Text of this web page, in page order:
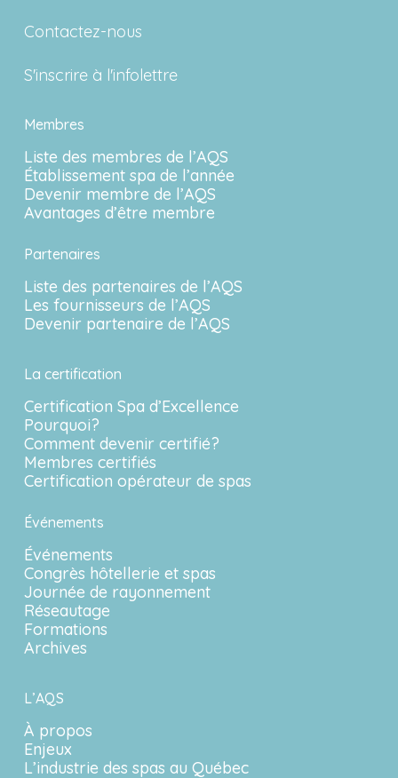
Contactez-nous
S'inscrire à l'infolettre
Membres
Liste des membres de l’AQS
Établissement spa de l’année
Devenir membre de l’AQS
Avantages d’être membre
Partenaires
Liste des partenaires de l’AQS
Les fournisseurs de l’AQS
Devenir partenaire de l’AQS
La certification
Certification Spa d’Excellence
Pourquoi?
Comment devenir certifié?
Membres certifiés
Certification opérateur de spas
Événements
Événements
Congrès hôtellerie et spas
Journée de rayonnement
Réseautage
Formations
Archives
L’AQS
À propos
Enjeux
L’industrie des spas au Québec